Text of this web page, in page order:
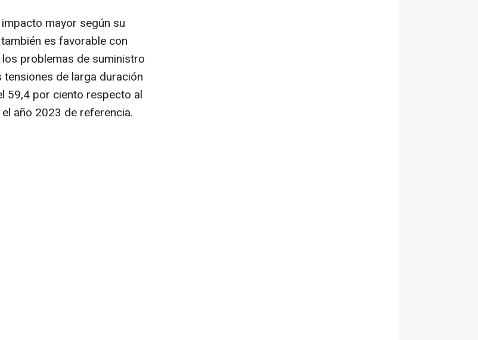
mayor según su
es favorable con
problemas de suministro
de larga duración
59,4 por ciento respecto al
año 2023 de referencia.